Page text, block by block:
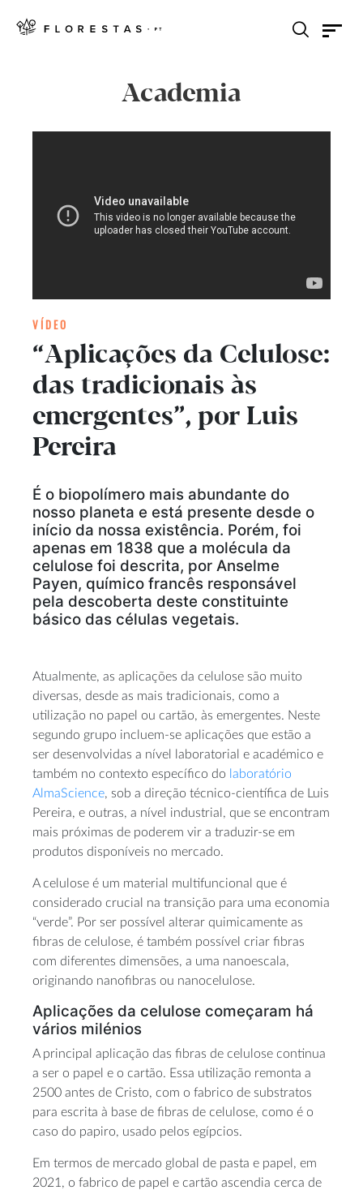
Academia
VÍDEO
“Aplicações da Celulose:
das tradicionais às
emergentes”, por Luis
Pereira
É o biopolímero mais abundante do
nosso planeta e está presente desde o
início da nossa existência. Porém, foi
apenas em 1838 que a molécula da
celulose foi descrita, por Anselme
Payen, químico francês responsável
pela descoberta deste constituinte
básico das células vegetais.
Atualmente, as aplicações da celulose são muito
diversas, desde as mais tradicionais, como a
utilização no papel ou cartão, às emergentes. Neste
segundo grupo incluem-se aplicações que estão a
ser desenvolvidas a nível laboratorial e académico e
também no contexto específico do laboratório
AlmaScience, sob a direção técnico-científica de Luis
Pereira, e outras, a nível industrial, que se encontram
mais próximas de poderem vir a traduzir-se em
produtos disponíveis no mercado.
A celulose é um material multifuncional que é
considerado crucial na transição para uma economia
“verde”. Por ser possível alterar quimicamente as
fibras de celulose, é também possível criar fibras
com diferentes dimensões, a uma nanoescala,
originando nanofibras ou nanocelulose.
Aplicações da celulose começaram há
vários milénios
A principal aplicação das fibras de celulose continua
a ser o papel e o cartão. Essa utilização remonta a
2500 antes de Cristo, com o fabrico de substratos
para escrita à base de fibras de celulose, como é o
caso do papiro, usado pelos egípcios.
Em termos de mercado global de pasta e papel, em
2021, o fabrico de papel e cartão ascendia cerca de